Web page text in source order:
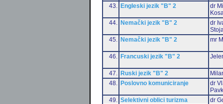
43.
Engleski jezik "B" 2
dr
44.
Nemački jezik "B" 2
dr
45.
Nemački jezik "B" 2 mr
46. Francuski jezik "B" 2
47. Ruski jezik "B" 2
48.
Poslovno komuniciranje
dr
49.
Selektivni oblici turizma
dr